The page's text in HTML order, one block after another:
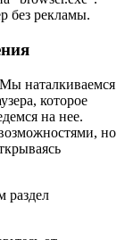
без рекламы.
Мы наталкиваемся
которое
на нее.
но
раздел